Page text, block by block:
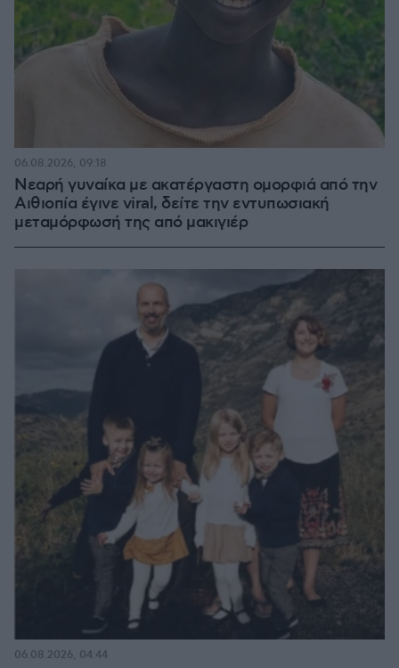
Νεαρή γυναίκα με ακατέργαστη ομορφιά από την
Αιθιοπία έγινε viral, δείτε την εντυπωσιακή
μεταμόρφωσή της από μακιγιέρ
06.08.2026, 09:18
06.08.2026, 04:44